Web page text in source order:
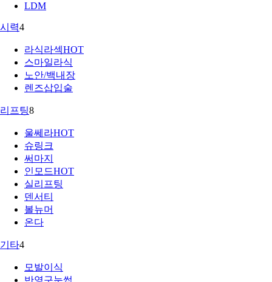
LDM
시력4
라식라섹HOT
스마일라식
노안/백내장
렌즈삽입술
리프팅8
울쎄라HOT
슈링크
써마지
인모드HOT
실리프팅
덴서티
볼뉴머
온다
기타4
모발이식
반영구눈썹